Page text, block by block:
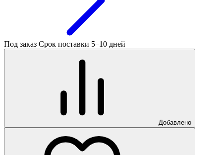
Под заказ Срок поставки 5–10 дней
Добавлено